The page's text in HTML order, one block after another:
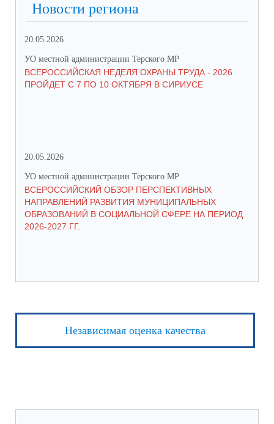
Новости региона
20.05.2026
УО местной администрации Терского МР
ВСЕРОССИЙСКАЯ НЕДЕЛЯ ОХРАНЫ ТРУДА - 2026
ПРОЙДЕТ С 7 ПО 10 ОКТЯБРЯ В СИРИУСЕ
20.05.2026
УО местной администрации Терского МР
ВСЕРОССИЙСКИЙ ОБЗОР ПЕРСПЕКТИВНЫХ
НАПРАВЛЕНИЙ РАЗВИТИЯ МУНИЦИПАЛЬНЫХ
ОБРАЗОВАНИЙ В СОЦИАЛЬНОЙ СФЕРЕ НА ПЕРИОД
2026-2027 ГГ.
Независимая оценка качества